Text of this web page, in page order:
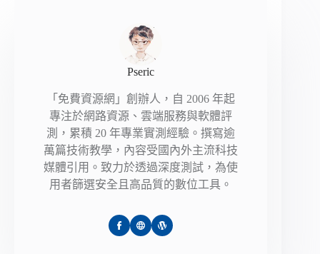
Pseric
「免費資源網」創辦人，自 2006 年起
專注於網路資源、雲端服務與軟體評
測，累積 20 年專業實測經驗。撰寫逾
萬篇技術教學，內容受國內外主流科技
媒體引用。致力於透過深度測試，為使
用者篩選安全且高品質的數位工具。